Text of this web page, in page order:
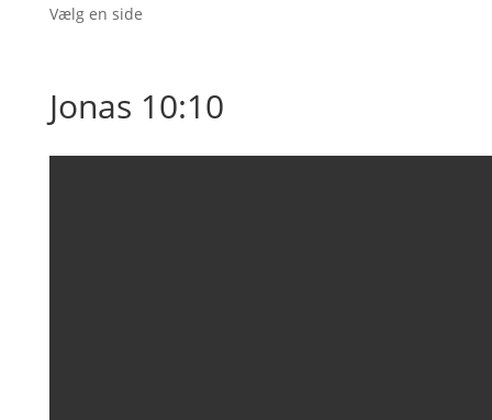
Vælg en side
Jonas 10:10